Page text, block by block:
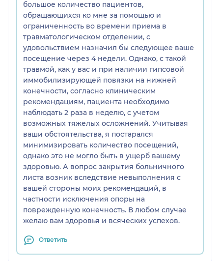
большое количество пациентов,
обращающихся ко мне за помощью и
ограниченность во времени приема в
травматологическом отделении, с
удовольствием назначил бы следующее ваше
посещение через 4 недели. Однако, с такой
травмой, как у вас и при наличии гипсовой
иммобилизирующей повязки на нижней
конечности, согласно клиническим
рекомендациям, пациента необходимо
наблюдать 2 раза в неделю, с учетом
возможных тяжелых осложнений. Учитывая
ваши обстоятельства, я постарался
минимизировать количество посещений,
однако это не могло быть в ущерб вашему
здоровью. А вопрос закрытия больничного
листа возник вследствие невыполнения с
вашей стороны моих рекомендаций, в
частности исключения опоры на
поврежденную конечность. В любом случае
желаю вам здоровья и всяческих успехов.
Ответить